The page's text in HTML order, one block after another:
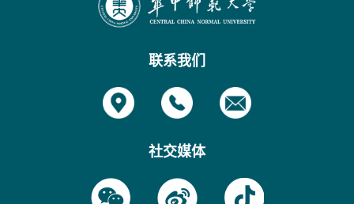
联系我们
社交媒体